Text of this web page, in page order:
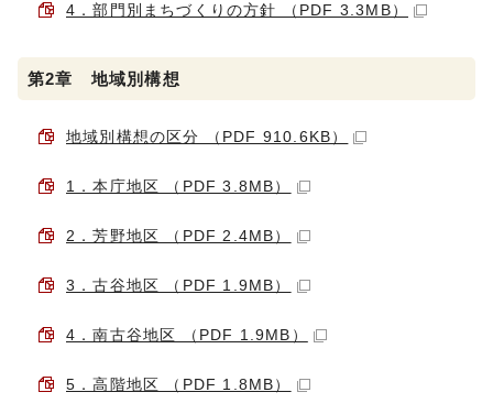
4．部門別まちづくりの方針 （PDF 3.3MB）
第2章 地域別構想
地域別構想の区分 （PDF 910.6KB）
1．本庁地区 （PDF 3.8MB）
2．芳野地区 （PDF 2.4MB）
3．古谷地区 （PDF 1.9MB）
4．南古谷地区 （PDF 1.9MB）
5．高階地区 （PDF 1.8MB）